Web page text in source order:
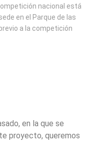
nacional está
en el Parque de las
a la competición
en la que se
proyecto, queremos